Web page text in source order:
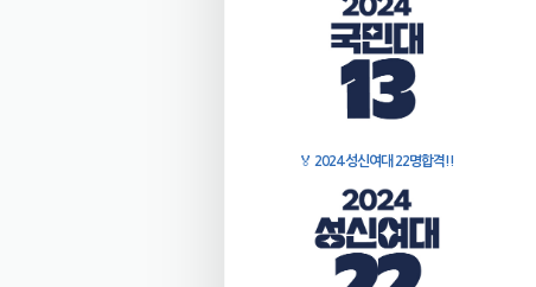
🏅 2024 성신여대 22명합격!!